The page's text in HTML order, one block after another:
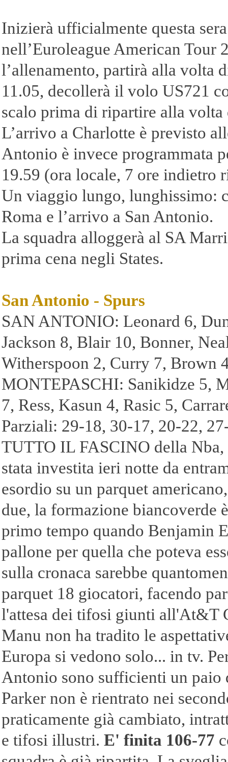
Inizierà ufficialmente questa
nell’Euroleague American Tour
l’allenamento, partirà alla volta
11.05, decollerà il volo US721
scalo prima di ripartire alla
L’arrivo a Charlotte è previsto
Antonio è invece programmata
19.59 (ora locale, 7 ore indietro
Un viaggio lungo, lunghissimo:
Roma e l’arrivo a San Antonio.
La squadra alloggerà al SA
prima cena negli States.
San Antonio - Spurs
SAN ANTONIO: Leonard 6,
Jackson 8, Blair 10, Bonner,
Witherspoon 2, Curry 7, Brown
MONTEPASCHI: Sanikidze 5,
7, Ress, Kasun 4, Rasic 5,
Parziali: 29-18, 30-17, 20-22,
TUTTO IL FASCINO della Nba,
stata investita ieri notte da
esordio su un parquet
due, la formazione biancoverde
primo tempo quando Benjamin
pallone per quella che poteva
sulla cronaca sarebbe
parquet 18 giocatori, facendo
l'attesa dei tifosi giunti all'At&T
Manu non ha tradito le
Europa si vedono solo... in tv.
Antonio sono sufficienti un paio
Parker non è rientrato nei
praticamente già cambiato,
e tifosi illustri. E' finita 106-77